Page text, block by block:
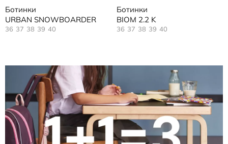
Ботинки
URBAN SNOWBOARDER
36 37 38 39 40
Ботинки
BIOM 2.2 K
36 37 38 39 40